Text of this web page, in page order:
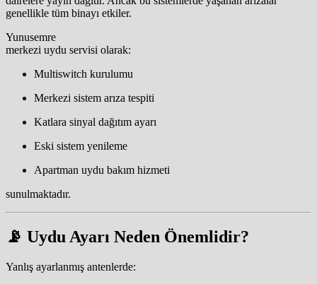
genellikle tüm binayı etkiler.
Yunusemre
merkezi uydu servisi olarak:
Multiswitch kurulumu
Merkezi sistem arıza tespiti
Katlara sinyal dağıtım ayarı
Eski sistem yenileme
Apartman uydu bakım hizmeti
sunulmaktadır.
📡 Uydu Ayarı Neden Önemlidir?
Yanlış ayarlanmış antenlerde: